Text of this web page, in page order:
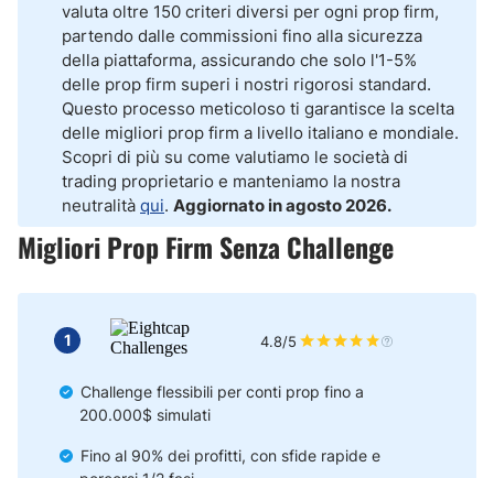
Meglio cominciare con una propfirm con valutazione o senza da
prop trader principiante?
Conclusioni
valuta oltre 150 criteri diversi per ogni prop firm,
partendo dalle commissioni fino alla sicurezza
della piattaforma, assicurando che solo l'1-5%
delle prop firm superi i nostri rigorosi standard.
Questo processo meticoloso ti garantisce la scelta
delle migliori prop firm a livello italiano e mondiale.
Scopri di più su come valutiamo le società di
trading proprietario e manteniamo la nostra
neutralità qui. Aggiornato in agosto 2026.
Migliori Prop Firm Senza Challenge
1 4.8/5
Challenge flessibili per conti prop fino a
200.000$ simulati
Fino al 90% dei profitti, con sfide rapide e